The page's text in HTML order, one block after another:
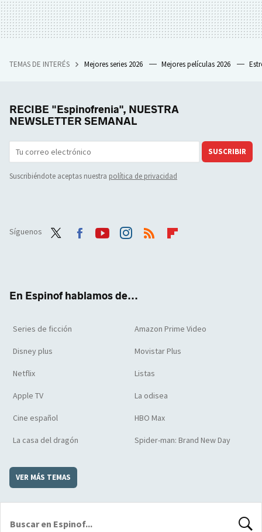
TEMAS DE INTERÉS Mejores series 2026 Mejores películas 2026
RECIBE "Espinofrenia", NUESTRA
NEWSLETTER SEMANAL
SUSCRIBIR
Suscribiéndote aceptas nuestra política de privacidad
Síguenos
En Espinof hablamos de...
Series de ficción Amazon Prime Video
Disney plus Movistar Plus
Netflix Listas
Apple TV La odisea
Cine español HBO Max
La casa del dragón Spider-man: Brand New Day
VER MÁS TEMAS